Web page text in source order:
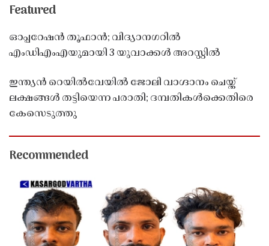
Featured
ഓപ്പറേഷൻ തൂഫാൻ; വിദ്യാനഗറിൽ
എംഡിഎംഎയുമായി 3 യുവാക്കൾ അറസ്റ്റിൽ
ഇന്ത്യൻ റെയിൽവേയിൽ ജോലി വാഗ്ദാനം ചെയ്ത്
ലക്ഷങ്ങൾ തട്ടിയെന്ന പരാതി; ദമ്പതികൾക്കെതിരെ
കേസെടുത്തു
Recommended